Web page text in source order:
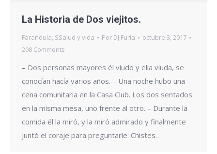
La Historia de Dos viejitos.
Farandula, SSalud y vida Por DJ Furia
octubre 3, 2017
208 Comments
– Dos personas mayores él viudo y ella viuda, se
conocían hacía varios años. – Una noche hubo una
cena comunitaria en la Casa Club. Los dos sentados
en la misma mesa, uno frente al otro. – Durante la
comida él la miró, y la miró admirado y finalmente
juntó el coraje para preguntarle: Chistes…